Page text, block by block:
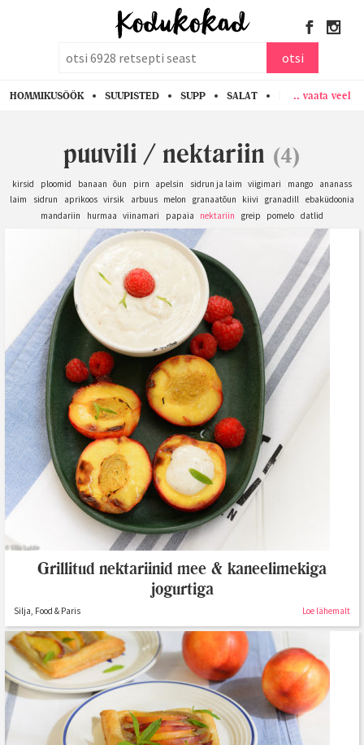
otsi
HOMMIKUSÖÖK SUUPISTED SUPP SALAT PASTA KANA
.. vaata veel
puuvili / nektariin (4)
kirsid ploomid banaan õun pirn apelsin sidrun ja laim viigimari mango
ananass
laim
sidrun aprikoos virsik arbuus melon granaatõun kiivi granadill ebaküdoonia
mandariin
hurmaa viinamari papaia nektariin greip pomelo datlid
Grillitud nektariinid mee & kaneelimekiga
jogurtiga
Silja, Food & Paris Loe lähemalt